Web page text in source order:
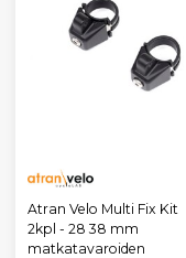
Atran Velo Multi Fix Kit
2kpl - 28 38 mm
matkatavaroiden